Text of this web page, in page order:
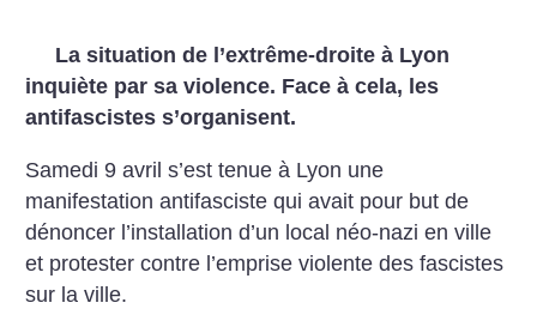
La situation de l’extrême-droite à Lyon
inquiète par sa violence. Face à cela, les
antifascistes s’organisent.
Samedi 9 avril s’est tenue à Lyon une
manifestation antifasciste qui avait pour but de
dénoncer l’installation d’un local néo-nazi en ville
et protester contre l’emprise violente des fascistes
sur la ville.